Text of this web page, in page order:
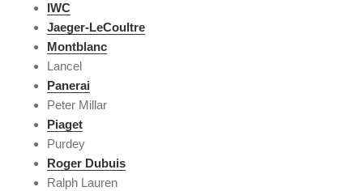
IWC
Jaeger-LeCoultre
Montblanc
Lancel
Panerai
Peter Millar
Piaget
Purdey
Roger Dubuis
Ralph Lauren